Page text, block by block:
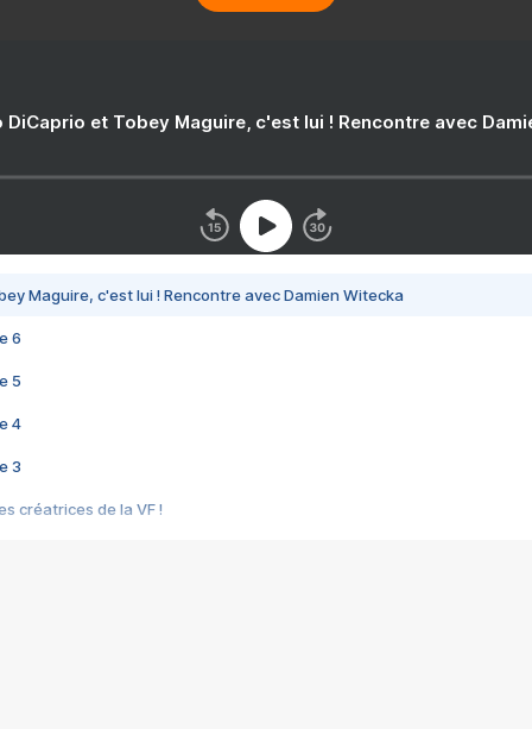
DiCaprio et Tobey Maguire, c'est lui ! Rencontre avec
Maguire, c'est lui ! Rencontre avec Damien Witecka
6
5
4
3
créatrices de la VF !